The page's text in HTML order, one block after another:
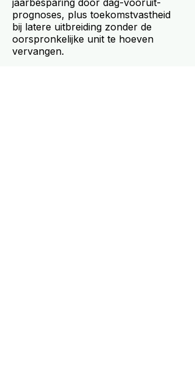
jaarbesparing door dag-vooruit-
prognoses, plus toekomstvastheid
bij latere uitbreiding zonder de
oorspronkelijke unit te hoeven
vervangen.